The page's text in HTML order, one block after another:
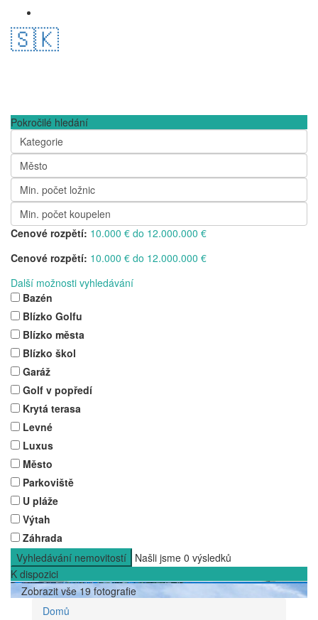
🇸🇰
Pokročilé hledání
Kategorie
Město
Min. počet ložnic
Min. počet koupelen
Cenové rozpětí: 10.000 € do 12.000.000 €
Cenové rozpětí: 10.000 € do 12.000.000 €
Další možnosti vyhledávání
Bazén
Blízko Golfu
Blízko města
Blízko škol
Garáž
Golf v popředí
Krytá terasa
Levné
Luxus
Město
Parkoviště
U pláže
Výtah
Záhrada
Vyhledávání nemovitostí
Našli jsme0 výsledků
K dispozici
Zobrazit vše 19 fotografie
Domů